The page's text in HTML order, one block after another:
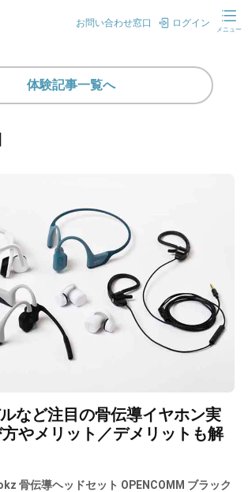
お問い合わせ窓口 ログイン
メニュー
体験記事一覧へ
など注目の骨伝導イヤホン実
やメリット／デメリットも解
骨伝導ヘッドセット OPENCOMM ブラック